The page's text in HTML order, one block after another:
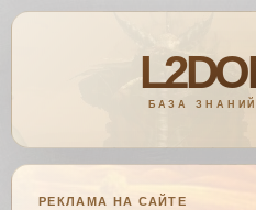
РЕКЛАМА НА САЙТЕ